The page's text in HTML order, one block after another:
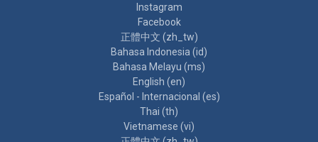
Instagram
Facebook
正體中文 ‎(zh_tw)‎
Bahasa Indonesia ‎(id)‎
Bahasa Melayu ‎(ms)‎
English ‎(en)‎
Español - Internacional ‎(es)‎
Thai ‎(th)‎
Vietnamese ‎(vi)‎